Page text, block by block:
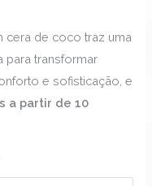
cera de coco traz uma
para transformar
e sofisticação, e
a partir de 10